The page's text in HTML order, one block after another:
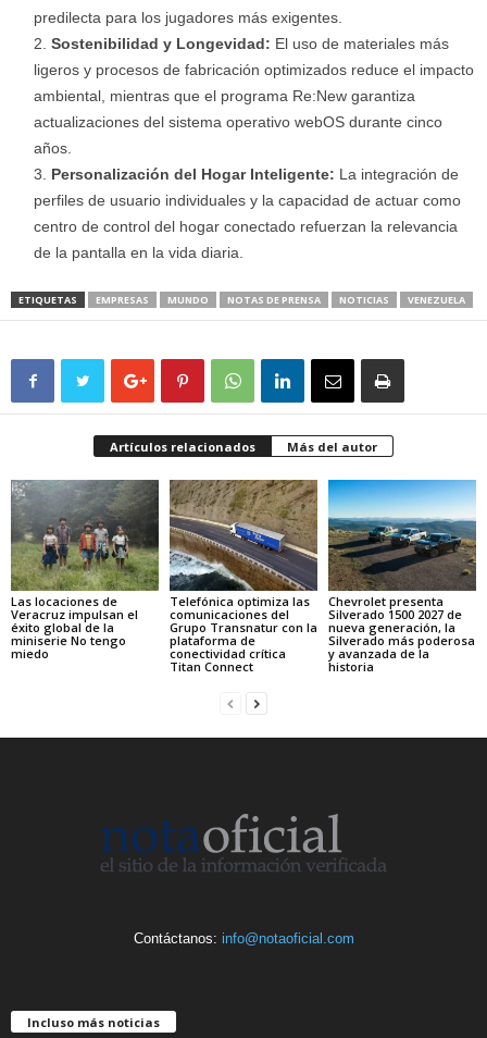
predilecta para los jugadores más exigentes.
Sostenibilidad y Longevidad: El uso de materiales más
ligeros y procesos de fabricación optimizados reduce el impacto
ambiental, mientras que el programa Re:New garantiza
actualizaciones del sistema operativo webOS durante cinco
años.
Personalización del Hogar Inteligente: La integración de
perfiles de usuario individuales y la capacidad de actuar como
centro de control del hogar conectado refuerzan la relevancia
de la pantalla en la vida diaria.
ETIQUETAS EMPRESAS MUNDO NOTAS DE PRENSA NOTICIAS VENEZUELA
Artículos relacionados Más del autor
Las locaciones de
Veracruz impulsan el
éxito global de la
miniserie No tengo
miedo
Telefónica optimiza las
comunicaciones del
Grupo Transnatur con la
plataforma de
conectividad crítica
Titan Connect
Chevrolet presenta
Silverado 1500 2027 de
nueva generación, la
Silverado más poderosa
y avanzada de la
historia
Contáctanos: info@notaoficial.com
Incluso más noticias